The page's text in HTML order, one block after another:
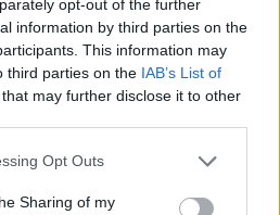
opt-out of the further
information by third parties on the
This information may
third parties on the IAB’s List of
that may further disclose it to other
app uses one or more Google
behaviour. You may click to
Opt Outs
Sharing of my